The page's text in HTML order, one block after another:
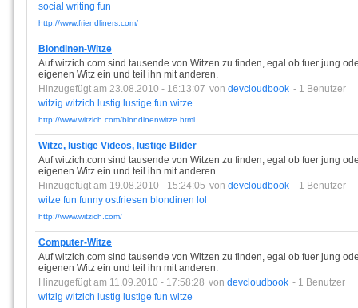
social writing fun
http://www.friendliners.com/
Blondinen-Witze
Auf witzich.com sind tausende von Witzen zu finden, egal ob fuer jung
eigenen Witz ein und teil ihn mit anderen.
Hinzugefügt am 23.08.2010 - 16:13:07 von devcloudbook - 1 Benutzer
witzig witzich lustig lustige fun witze
http://www.witzich.com/blondinenwitze.html
Witze, lustige Videos, lustige Bilder
Auf witzich.com sind tausende von Witzen zu finden, egal ob fuer jung
eigenen Witz ein und teil ihn mit anderen.
Hinzugefügt am 19.08.2010 - 15:24:05 von devcloudbook - 1 Benutzer
witze fun funny ostfriesen blondinen lol
http://www.witzich.com/
Computer-Witze
Auf witzich.com sind tausende von Witzen zu finden, egal ob fuer jung
eigenen Witz ein und teil ihn mit anderen.
Hinzugefügt am 11.09.2010 - 17:58:28 von devcloudbook - 1 Benutzer
witzig witzich lustig lustige fun witze